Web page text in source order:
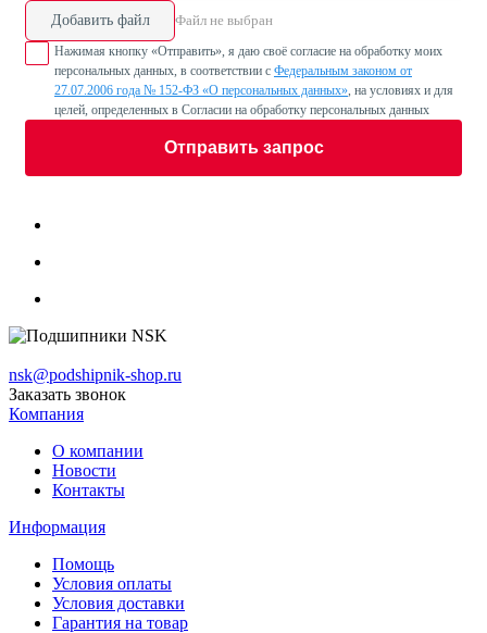
Добавить файл Файл не выбран
Нажимая кнопку «Отправить», я даю своё согласие на обработку моих
персональных данных, в соответствии с Федеральным законом от
27.07.2006 года № 152-ФЗ «О персональных данных», на условиях и для
целей, определенных в Согласии на обработку персональных данных
Отправить запрос
nsk@podshipnik-shop.ru
Заказать звонок
Компания
О компании
Новости
Контакты
Информация
Помощь
Условия оплаты
Условия доставки
Гарантия на товар